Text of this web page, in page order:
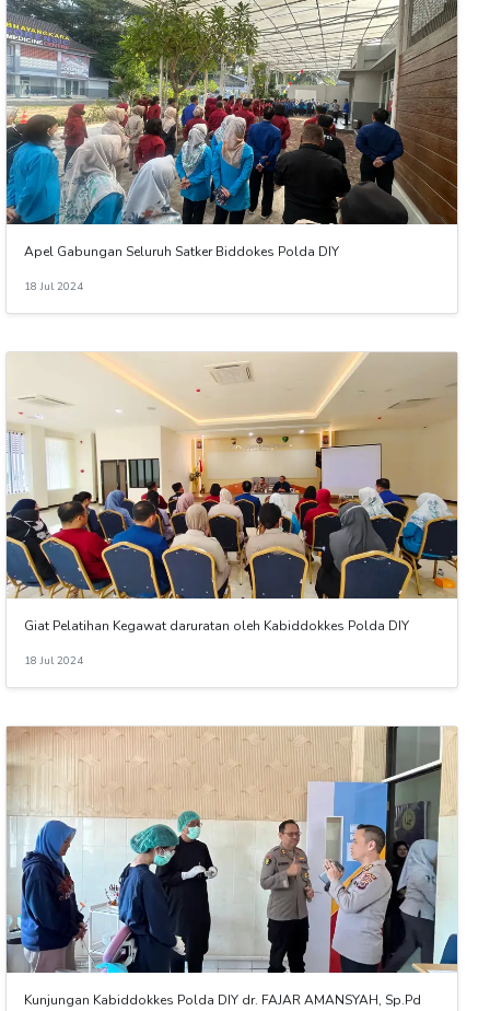
Apel Gabungan Seluruh Satker Biddokes Polda DIY
18 Jul 2024
Giat Pelatihan Kegawat daruratan oleh Kabiddokkes Polda DIY
18 Jul 2024
Kunjungan Kabiddokkes Polda DIY dr. FAJAR AMANSYAH, Sp.Pd